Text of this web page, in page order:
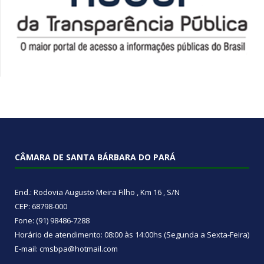
CÂMARA DE SANTA BÁRBARA DO PARÁ
End.: Rodovia Augusto Meira Filho , Km 16 , S/N
CEP: 68798-000
Fone: (91) 98486-7288
Horário de atendimento: 08:00 às 14:00hs (Segunda a Sexta-Feira)
E-mail: cmsbpa@hotmail.com